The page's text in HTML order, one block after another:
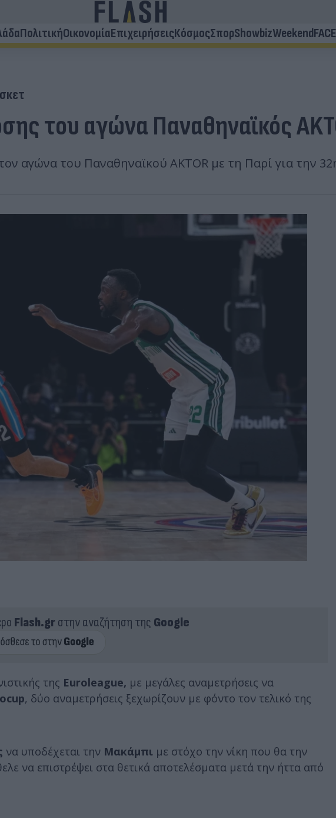
ΠολιτικήΟικονομίαΕπιχειρήσειςΚόσμοςΣπορShowbizWeekend
του αγώνα Παναθηναϊκός
αγώνα του Παναθηναϊκού AKTOR με τη Παρί για την
Flash.grστην αναζήτηση της Google
της Euroleague, με μεγάλες αναμετρήσεις να
, δύο αναμετρήσεις ξεχωρίζουν με φόντο τον τελικό της
να υποδέχεται την Μακάμπι με στόχο την νίκη που θα την
να επιστρέψει στα θετικά αποτελέσματα μετά την ήττα από